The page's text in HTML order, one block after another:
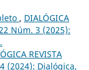
, DIALÓGICA
Núm. 3 (2025):
REVISTA
(2024): Dialógica,